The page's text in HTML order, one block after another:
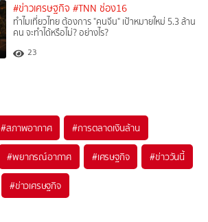
#ข่าวเศรษฐกิจ #TNN ช่อง16
ทำไมเที่ยวไทย ต้องการ "คนจีน" เป้าหมายใหม่ 5.3 ล้าน
คน จะทำได้หรือไม่? อย่างไร?
23
#สภาพอากาศ #การตลาดเงินล้าน
#พยากรณ์อากาศ #เศรษฐกิจ #ข่าววันนี้
#ข่าวเศรษฐกิจ